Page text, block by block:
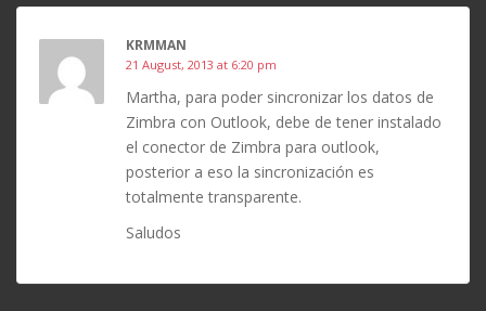
KRMMAN
21 August, 2013 at 6:20 pm
Martha, para poder sincronizar los datos de
Zimbra con Outlook, debe de tener instalado
el conector de Zimbra para outlook,
posterior a eso la sincronización es
totalmente transparente.
Saludos